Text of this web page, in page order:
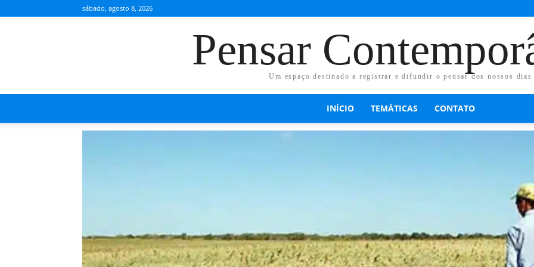
sábado, agosto 8, 2026
Pensar
Um espaço destinado a registrar e difundir o pensar dos nossos dias
INÍCIO TEMÁTICAS CONTATO